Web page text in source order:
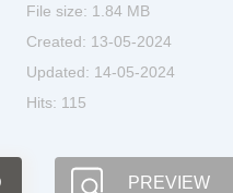
File size: 1.84 MB
Created: 13-05-2024
Updated: 14-05-2024
Hits: 115
PREVIEW